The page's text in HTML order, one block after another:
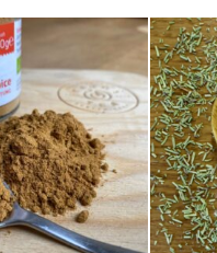
Varianten
auf.
Die
Optionen
können
auf
der
gewählt
werden